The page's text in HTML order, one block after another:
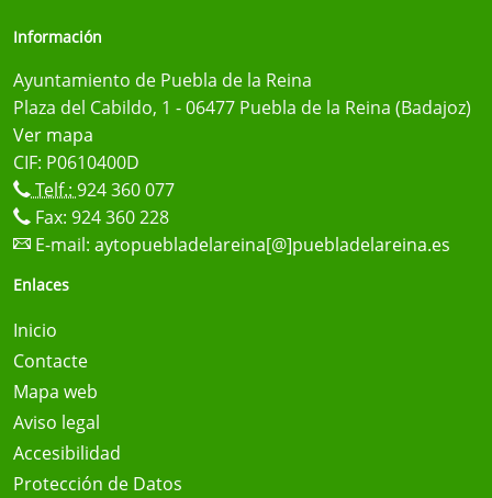
Información
Ayuntamiento de Puebla de la Reina
Plaza del Cabildo, 1 - 06477 Puebla de la Reina (Badajoz)
Ver mapa
CIF: P0610400D
Telf.: 924 360 077
Fax: 924 360 228
E-mail: aytopuebladelareina[@]puebladelareina.es
Enlaces
Inicio
Contacte
Mapa web
Aviso legal
Accesibilidad
Protección de Datos